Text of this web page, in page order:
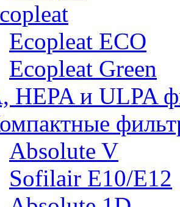
Ecopleat ECO
Ecopleat Green
HEPA и ULPA
Absolute V
Sofilair E10/E12